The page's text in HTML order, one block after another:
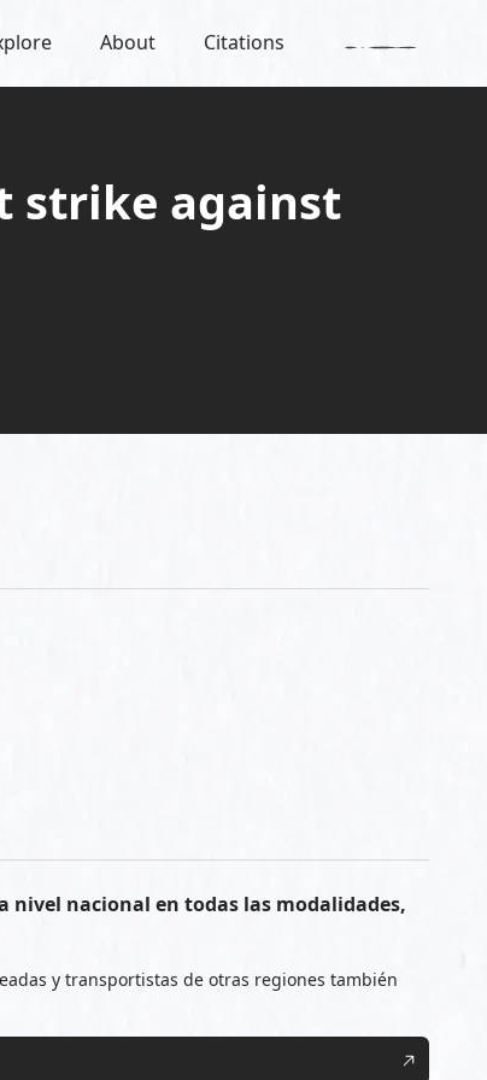
About Citations
strike against
nivel nacional en todas las modalidades,
y transportistas de otras regiones también